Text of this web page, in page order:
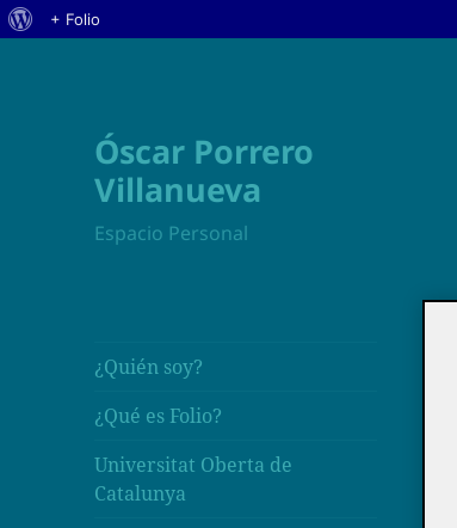
Acerca
+ Folio
Óscar Porrero
Villanueva
Espacio Personal
¿Quién soy?
¿Qué es Folio?
Universitat Oberta de
Catalunya